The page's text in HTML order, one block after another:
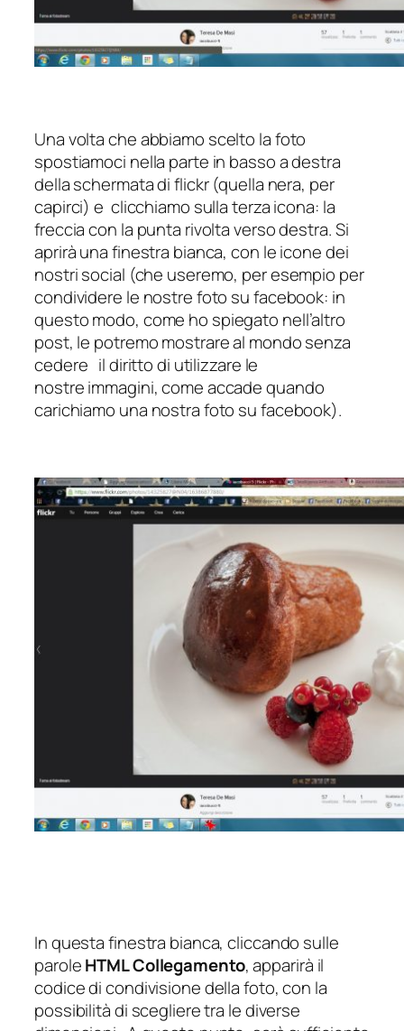
Una volta che abbiamo scelto la foto
spostiamoci nella parte in basso a destra
della schermata di flickr (quella nera, per
capirci) e clicchiamo sulla terza icona: la
freccia con la punta rivolta verso destra. Si
aprirà una finestra bianca, con le icone dei
nostri social (che useremo, per esempio per
condividere le nostre foto su facebook: in
questo modo, come ho spiegato nell’altro
post, le potremo mostrare al mondo senza
cedere il diritto di utilizzare le
nostre immagini, come accade quando
carichiamo una nostra foto su facebook).
In questa finestra bianca, cliccando sulle
paroleHTML Collegamento, apparirà il
codice di condivisione della foto, con la
possibilità di scegliere tra le diverse